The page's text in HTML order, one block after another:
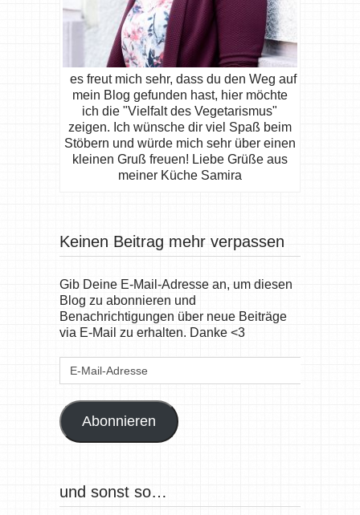
es freut mich sehr, dass du den Weg auf
mein Blog gefunden hast, hier möchte
ich die "Vielfalt des Vegetarismus"
zeigen. Ich wünsche dir viel Spaß beim
Stöbern und würde mich sehr über einen
kleinen Gruß freuen! Liebe Grüße aus
meiner Küche Samira
Keinen Beitrag mehr verpassen
Gib Deine E-Mail-Adresse an, um diesen
Blog zu abonnieren und
Benachrichtigungen über neue Beiträge
via E-Mail zu erhalten. Danke <3
E-
Abonnieren
und sonst so…